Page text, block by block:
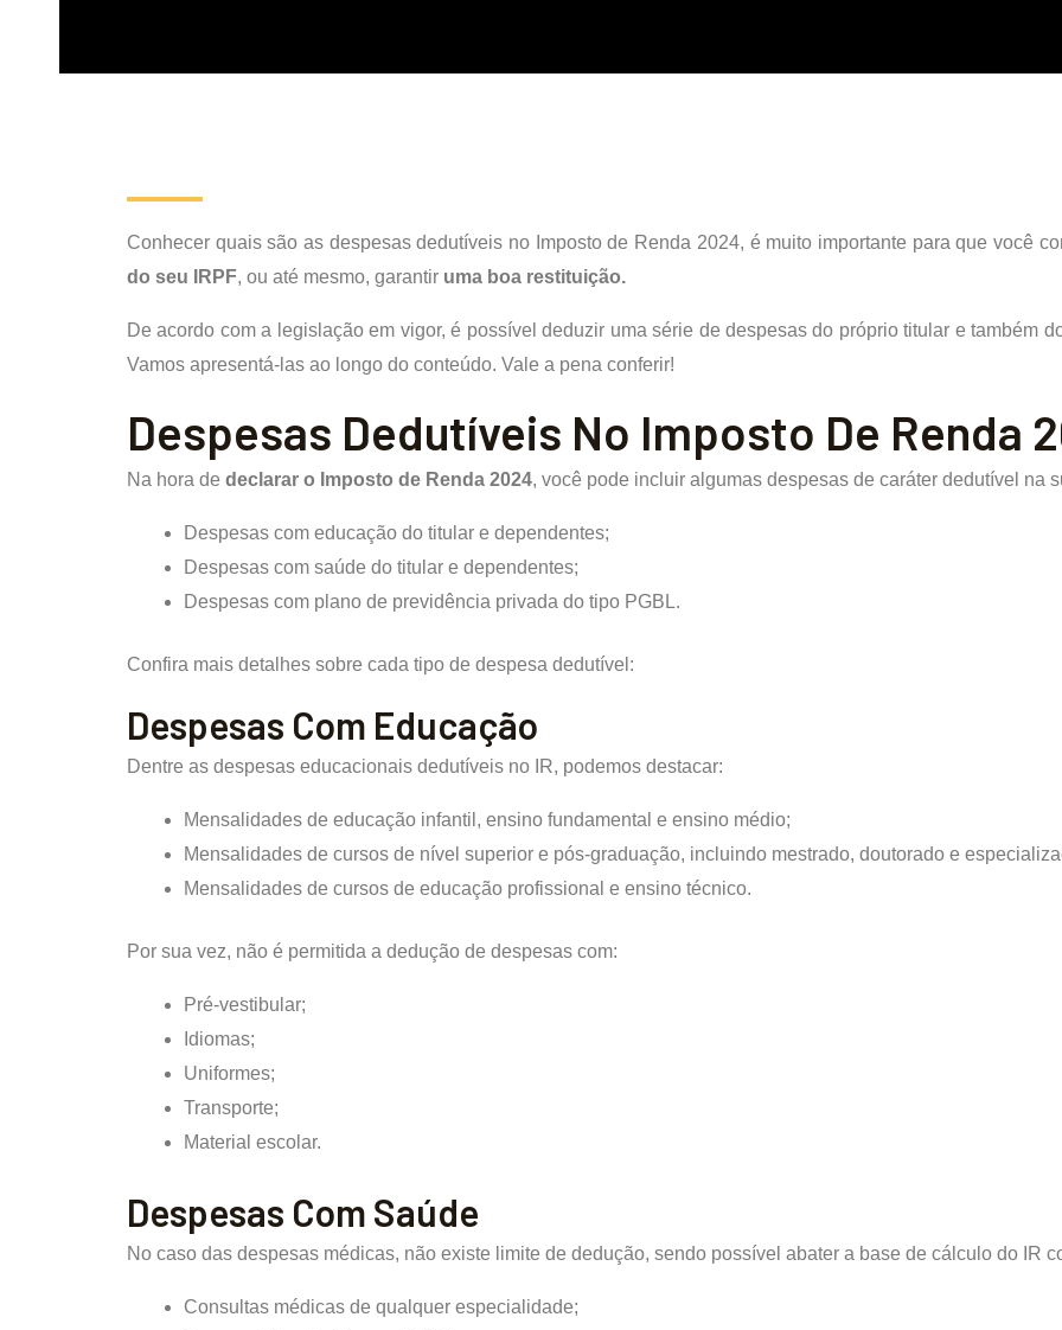
Conhecer quais são as despesas dedutíveis no Imposto de Renda 2024, é muito importante para que você
do seu IRPF, ou até mesmo, garantir uma boa restituição.
De acordo com a legislação em vigor, é possível deduzir uma série de despesas do próprio titular e também
Vamos apresentá-las ao longo do conteúdo. Vale a pena conferir!
Despesas Dedutíveis No Imposto De Renda
Na hora de declarar o Imposto de Renda 2024, você pode incluir algumas despesas de caráter dedutível na
Despesas com educação do titular e dependentes;
Despesas com saúde do titular e dependentes;
Despesas com plano de previdência privada do tipo PGBL.
Confira mais detalhes sobre cada tipo de despesa dedutível:
Despesas Com Educação
Dentre as despesas educacionais dedutíveis no IR, podemos destacar:
Mensalidades de educação infantil, ensino fundamental e ensino médio;
Mensalidades de cursos de nível superior e pós-graduação, incluindo mestrado, doutorado e
Mensalidades de cursos de educação profissional e ensino técnico.
Por sua vez, não é permitida a dedução de despesas com:
Pré-vestibular;
Idiomas;
Uniformes;
Transporte;
Material escolar.
Despesas Com Saúde
No caso das despesas médicas, não existe limite de dedução, sendo possível abater a base de cálculo do IR
Consultas médicas de qualquer especialidade;